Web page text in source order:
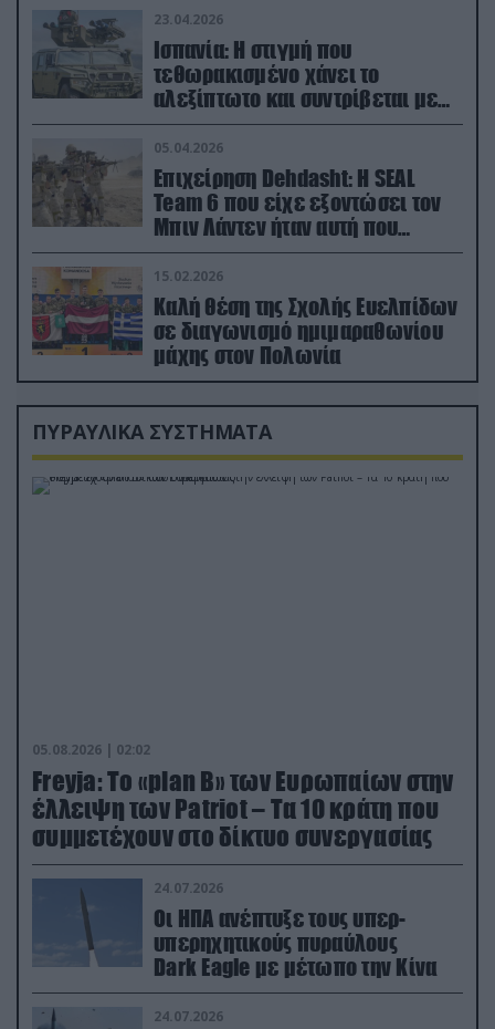
23.04.2026
Ισπανία: Η στιγμή που
τεθωρακισμένο χάνει το
αλεξίπτωτο και συντρίβεται με
ορμή στο έδαφος (βίντεο)
05.04.2026
Επιχείρηση Dehdasht: Η SEAL
Team 6 που είχε εξοντώσει τον
Μπιν Λάντεν ήταν αυτή που
διέσωσε τον πιλότο του F-15
15.02.2026
Καλή θέση της Σχολής Ευελπίδων
σε διαγωνισμό ημιμαραθωνίου
μάχης στον Πολωνία
ΠΥΡΑΥΛΙΚΑ ΣΥΣΤΗΜΑΤΑ
05.08.2026 | 02:02
Freyja: Το «plan Β» των Ευρωπαίων στην
έλλειψη των Patriot – Τα 10 κράτη που
συμμετέχουν στο δίκτυο συνεργασίας
24.07.2026
Οι ΗΠΑ ανέπτυξε τους υπερ-
υπερηχητικούς πυραύλους
Dark Eagle με μέτωπο την Κίνα
24.07.2026